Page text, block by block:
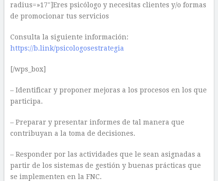
radius=»17″]Eres psicólogo y necesitas clientes y/o formas
de promocionar tus servicios
Consulta la siguiente información:
https://b.link/psicologosestrategia
[/wps_box]
– Identificar y proponer mejoras a los procesos en los que
participa.
– Preparar y presentar informes de tal manera que
contribuyan a la toma de decisiones.
– Responder por las actividades que le sean asignadas a
partir de los sistemas de gestión y buenas prácticas que
se implementen en la FNC.